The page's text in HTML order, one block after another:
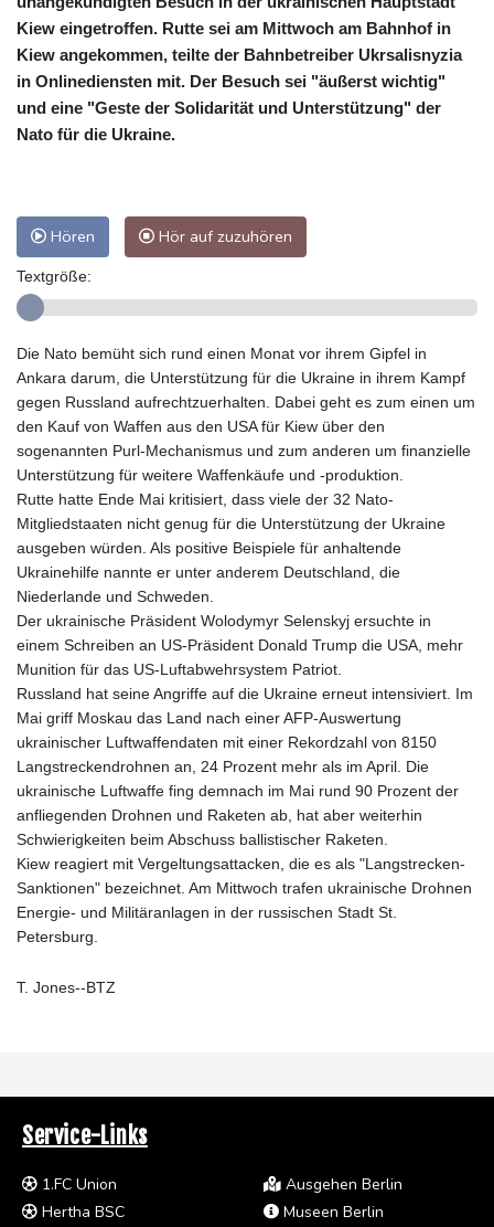
Kiew eingetroffen. Rutte sei am Mittwoch am Bahnhof in
Kiew angekommen, teilte der Bahnbetreiber Ukrsalisnyzia
in Onlinediensten mit. Der Besuch sei "äußerst wichtig"
und eine "Geste der Solidarität und Unterstützung" der
Nato für die Ukraine.
Hören Hör auf zuzuhören
Textgröße:
Die Nato bemüht sich rund einen Monat vor ihrem Gipfel in
Ankara darum, die Unterstützung für die Ukraine in ihrem Kampf
gegen Russland aufrechtzuerhalten. Dabei geht es zum einen um
den Kauf von Waffen aus den USA für Kiew über den
sogenannten Purl-Mechanismus und zum anderen um finanzielle
Unterstützung für weitere Waffenkäufe und -produktion.
Rutte hatte Ende Mai kritisiert, dass viele der 32 Nato-
Mitgliedstaaten nicht genug für die Unterstützung der Ukraine
ausgeben würden. Als positive Beispiele für anhaltende
Ukrainehilfe nannte er unter anderem Deutschland, die
Niederlande und Schweden.
Der ukrainische Präsident Wolodymyr Selenskyj ersuchte in
einem Schreiben an US-Präsident Donald Trump die USA, mehr
Munition für das US-Luftabwehrsystem Patriot.
Russland hat seine Angriffe auf die Ukraine erneut intensiviert. Im
Mai griff Moskau das Land nach einer AFP-Auswertung
ukrainischer Luftwaffendaten mit einer Rekordzahl von 8150
Langstreckendrohnen an, 24 Prozent mehr als im April. Die
ukrainische Luftwaffe fing demnach im Mai rund 90 Prozent der
anfliegenden Drohnen und Raketen ab, hat aber weiterhin
Schwierigkeiten beim Abschuss ballistischer Raketen.
Kiew reagiert mit Vergeltungsattacken, die es als "Langstrecken-
Sanktionen" bezeichnet. Am Mittwoch trafen ukrainische Drohnen
Energie- und Militäranlagen in der russischen Stadt St.
Petersburg.
T. Jones--BTZ
Service-Links
1.FC Union
Hertha BSC
Ausgehen Berlin
Museen Berlin